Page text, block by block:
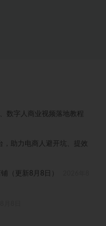
数字人商业视频落地教程
助力电商人避开坑、提效
（更新8月8日）